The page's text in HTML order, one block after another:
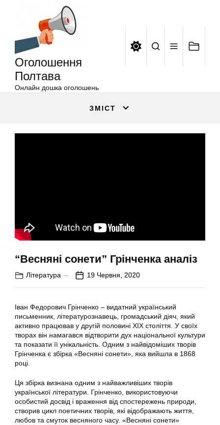
Оголошення
Полтава
Онлайн дошка оголошень
ЗМІСТ
“Весняні сонети” Грінченка аналіз
Література 19 Червня, 2020
Іван Федорович Грінченко – видатний український
письменник, літературознавець, громадський діяч, який
активно працював у другій половині ХІХ століття. У своїх
творах він намагався відтворити дух національної культури
та показати її унікальність. Одним з найвідоміших творів
Грінченка є збірка «Весняні сонети», яка вийшла в 1868
році.
Ця збірка визнана одним з найважливіших творів
української літератури. Грінченко, використовуючи
особистий досвід і враження від спостережень природи,
створив цикл поетичних творів, які відображають життя,
любов та смуток весняного часу. «Весняні сонети»